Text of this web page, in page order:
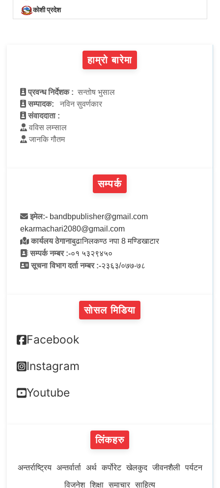
कोशी प्रदेश
हाम्रो बारेमा
प्रवन्ध निर्देशक : सन्तोष भुसाल
सम्पादक:
नविन सुवर्णकार
संवाददाता :
वविस लम्साल
जानकि गौतम
सम्पर्क
इमेल:- bandbpublisher@gmail.com
ekarmachari2080@gmail.com
कार्यलय ठेगानाबुढानिलकण्ठ नपा 8 मण्डिखाटार
सम्पर्क नम्बर :-०१ ५३२९४५०
सूचना विभाग दर्ता नम्बर :-२३६३/०७७-७८
सोसल मिडिया
Facebook
Instagram
Youtube
लिंकहरु
अन्तर्राष्ट्रिय अन्तर्वार्ता अर्थ कर्पोरेट खेलकुद जीवनशैली पर्यटन
विजनेश शिक्षा समाचार साहित्य